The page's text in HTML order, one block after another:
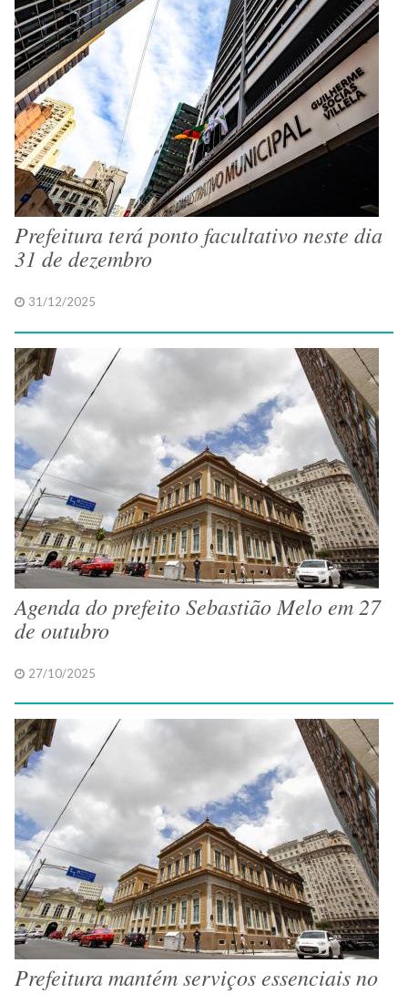
Prefeitura terá ponto facultativo neste dia
31 de dezembro
31/12/2025
Agenda do prefeito Sebastião Melo em 27
de outubro
27/10/2025
Prefeitura mantém serviços essenciais no